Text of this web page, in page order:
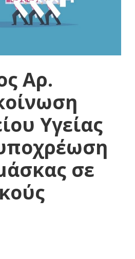
Αρ.
Υγείας
σε